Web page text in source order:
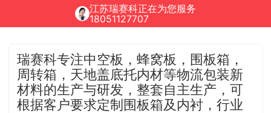
江苏瑞赛科正在为您服务
18051127707
瑞赛科专注中空板，蜂窝板，围板箱，
周转箱，天地盖底托内材等物流包装新
材料的生产与研发，整套自主生产，可
根据客户要求定制围板箱及内衬，行业